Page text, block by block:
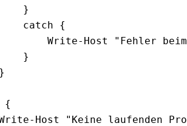
}
catch {
Write-Host
"Fehler
}
{
Host
"Keine laufenden